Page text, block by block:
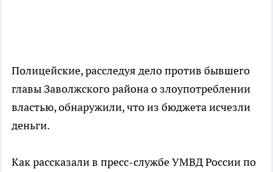
Полицейские, расследуя дело против бывшего
главы Заволжского района о злоупотреблении
властью, обнаружили, что из бюджета исчезли
деньги.
Как рассказали в пресс-службе УМВД России по